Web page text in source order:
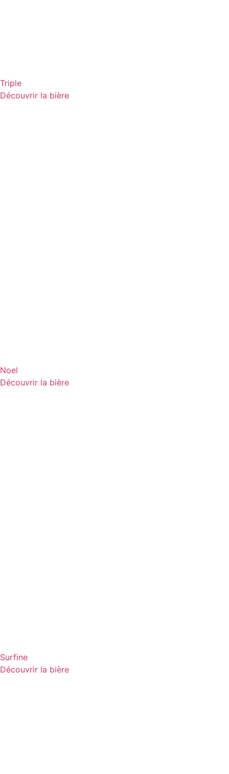
Triple
Découvrir la bière
Noel
Découvrir la bière
Surfine
Découvrir la bière